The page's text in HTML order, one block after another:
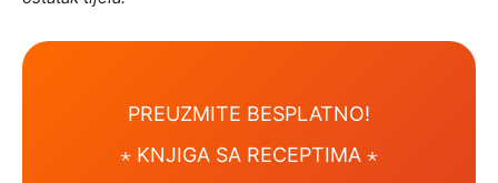
PREUZMITE BESPLATNO!
⋆ KNJIGA SA RECEPTIMA ⋆